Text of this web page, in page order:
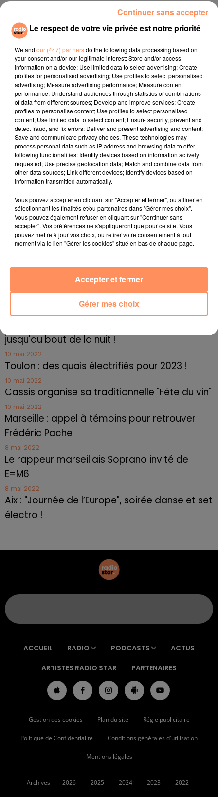
demande combien il a payé à la barmaid. Elle regarde
alors le ticket et… éclate de rire, gênée et confuse,
refusant de lui donner le montant de la transaction. Il
insiste et découvre qu’il a payé l’équivalent de… 60
000 euros pour une bière qui coûtait 6 euros, 10 000
fois plus cher que prévu.
Automatiquement débité sans contrôle de la banque
Le manager de l’établissement prend l’affaire très au
sérieux et confirme au journaliste sportif qu’il sera
rapidement remboursé. L’Australien s’étonne d’avoir
été automatiquement débité d’une somme aussi
conséquente sans vérification préalable de sa banque.
"Ils m’ont dit qu’il y avait une procédure de
remboursement qui prendrait neuf jours ouvrables. En
attendant, il y a un trou énorme dans mes finances",
la bière était bonne. C’est déjà ça.
fil actus
4 juillet 2022
Marseille : une application pour mettre en
relation extras et...
27 juin 2022
jusqu'au bout de la nuit !
10 mai 2022
Toulon : des quais électrifiés pour 2023 !
10 mai 2022
Cassis organise sa traditionnelle "Fête du vin"
10 mai 2022
Marseille : appel à témoins pour retrouver
Frédéric Pache
8 mai 2022
Le rappeur marseillais Soprano invité de
E=M6
8 mai 2022
Aix : "Journée de l’Europe", soirée danse et set
électro !
ACCUEIL RADIO PODCASTS ACTUS
ARTISTES RADIO STAR PARTENAIRES
Gestion des cookies Plan du site Régie publicitaire
Politique de Confidentialité Conditions générales d'utilisation
Mentions légales
Archives 2026 2025 2024 2023 2022
Le respect de votre vie privée est notre priorité
We and our (447) partnersdo the following data processing based on
your consent and/or our legitimate interest: Store and/or access
information on a device; Use limited data to select advertising; Create
profiles for personalised advertising; Use profiles to select personalised
advertising; Measure advertising performance; Measure content
performance; Understand audiences through statistics or combinations
of data from different sources; Develop and improve services; Create
profiles to personalise content; Use profiles to select personalised
content; Use limited data to select content; Ensure security, prevent and
detect fraud, and fix errors; Deliver and present advertising and content;
Save and communicate privacy choices. These technologies may
process personal data such as IP address and browsing data to offer
following functionalities: Identify devices based on information actively
requested; Use precise geolocation data; Match and combine data from
other data sources; Link different devices; Identify devices based on
information transmitted automatically.
Vous pouvez accepter en cliquant sur "Accepter et fermer", ou affiner en
sélectionnant les finalités et/ou partenaires dans "Gérer mes choix".
Vous pouvez également refuser en cliquant sur "Continuer sans
accepter". Vos préférences ne s'appliqueront que pour ce site. Vous
pouvez mettre à jour vos choix, ou retirer votre consentement à tout
moment via le lien "Gérer les cookies" situé en bas de chaque page.
Gérer mes choix
Accepter et fermer
Continuer sans accepter